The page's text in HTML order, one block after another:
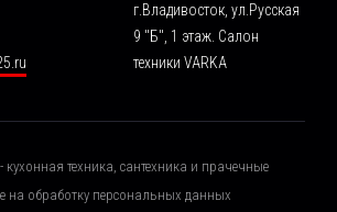
г.Владивосток, ул.Русская
9 "Б", 1 этаж. Салон
техники VARKA
кухонная техника, сантехника и прачечные
на обработку персональных данных